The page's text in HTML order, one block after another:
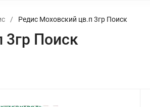
/ Редис Моховский цв.п 3гр Поиск
3гр Поиск